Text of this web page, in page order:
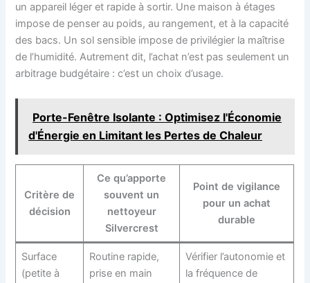
un appareil léger et rapide à sortir. Une maison à étages
impose de penser au poids, au rangement, et à la capacité
des bacs. Un sol sensible impose de privilégier la maîtrise
de l’humidité. Autrement dit, l’achat n’est pas seulement un
arbitrage budgétaire : c’est un choix d’usage.
Porte-Fenêtre Isolante : Optimisez l'Économie
d'Énergie en Limitant les Pertes de Chaleur
Critère de
décision
Ce qu’apporte
souvent un
nettoyeur
Silvercrest
Point de vigilance
pour un achat
durable
Surface
(petite à
Routine rapide,
prise en main
Vérifier l’autonomie et
la fréquence de